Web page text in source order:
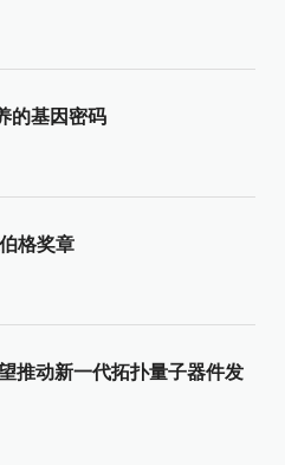
的基因密码
格奖章
推动新一代拓扑量子器件发